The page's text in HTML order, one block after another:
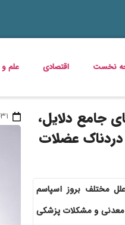
1405)جدید
وزن
نخست اقتصادی علم
جامع دلایل،
عضلات
مختلف بروز اسپاسم
معدنی و مشکلات پزشکی